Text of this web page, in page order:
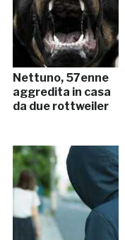
Nettuno, 57enne
aggredita in casa
da due rottweiler